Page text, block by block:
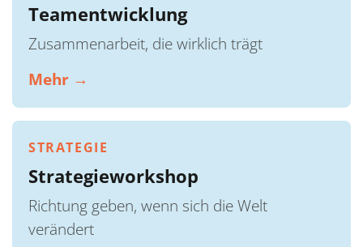
Teamentwicklung
Zusammenarbeit, die wirklich trägt
Mehr →
STRATEGIE
Strategieworkshop
Richtung geben, wenn sich die Welt
verändert